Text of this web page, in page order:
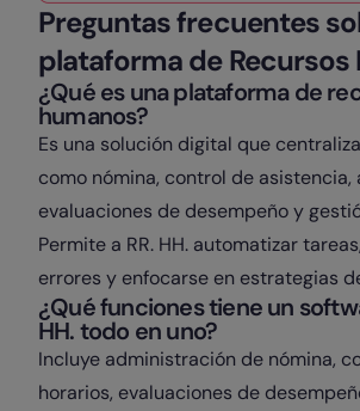
Preguntas frecuentes
plataforma de Recursos
¿Qué es una plataforma de
humanos?
Es una solución digital que
como nómina, control de asistencia,
evaluaciones de desempeño y
Permite a RR. HH. automatizar
errores y enfocarse en estrategias
¿Qué funciones tiene un
HH. todo en uno?
Incluye administración de nómina,
horarios, evaluaciones de